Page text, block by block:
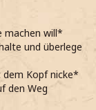
machen will*
und überlege
dem Kopf nicke*
den Weg